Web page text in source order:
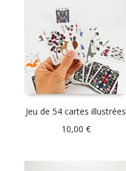
Jeu de 54 cartes illustrées
10,00 €